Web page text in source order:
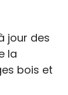
jour des
la
bois et